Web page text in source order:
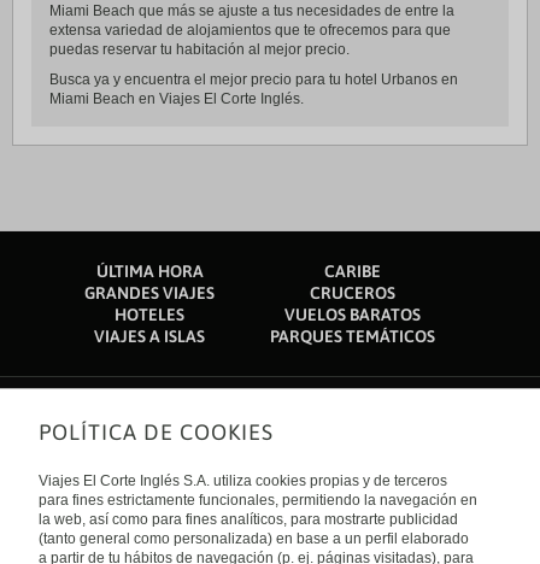
Miami Beach que más se ajuste a tus necesidades de entre la
extensa variedad de alojamientos que te ofrecemos para que
puedas reservar tu habitación al mejor precio.
Busca ya y encuentra el mejor precio para tu hotel Urbanos en
Miami Beach en Viajes El Corte Inglés.
ÚLTIMA HORA
CARIBE
GRANDES VIAJES
CRUCEROS
HOTELES
VUELOS BARATOS
VIAJES A ISLAS
PARQUES TEMÁTICOS
Sobre nosotros
Quiénes somos
Financiación
Sostenibilidad
Turismo accesible
Tarjeta El Corte Inglés
Enlaces de interés
Guías de viaje
POLÍTICA DE COOKIES
Viajes El Corte Inglés S.A. utiliza cookies propias y de terceros
para fines estrictamente funcionales, permitiendo la navegación en
la web, así como para fines analíticos, para mostrarte publicidad
(tanto general como personalizada) en base a un perfil elaborado
a partir de tu hábitos de navegación (p. ej. páginas visitadas), para